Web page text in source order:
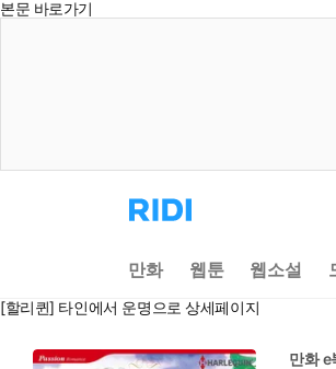
본문 바로가기
리
디
으
로
동
만화 웹툰 웹소설
[할리퀸] 타인에서 운명으로 상세페이지
만화 e